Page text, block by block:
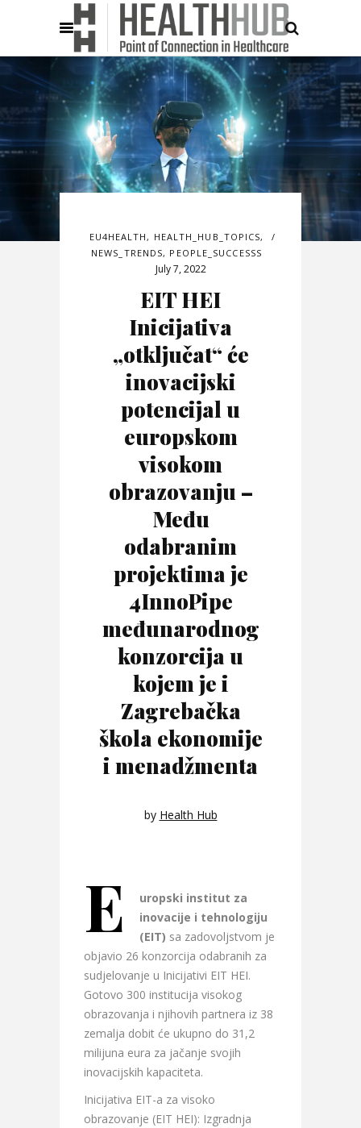
EU4HEALTH, HEALTH_HUB_TOPICS,
NEWS_TRENDS, PEOPLE_SUCCESSS
July 7, 2022
EIT HEI
Inicijativa
„otključat“ će
inovacijski
potencijal u
europskom
visokom
obrazovanju –
Među
odabranim
projektima je
4InnoPipe
međunarodnog
konzorcija u
kojem je i
Zagrebačka
škola ekonomije
i menadžmenta
by Health Hub
E
uropski institut za
inovacije i tehnologiju
(EIT) sa zadovoljstvom je
objavio 26 konzorcija odabranih za
sudjelovanje u Inicijativi EIT HEI.
Gotovo 300 institucija visokog
obrazovanja i njihovih partnera iz 38
zemalja dobit će ukupno do 31,2
milijuna eura za jačanje svojih
inovacijskih kapaciteta.
Inicijativa EIT-a za visoko
obrazovanje (EIT HEI): Izgradnja